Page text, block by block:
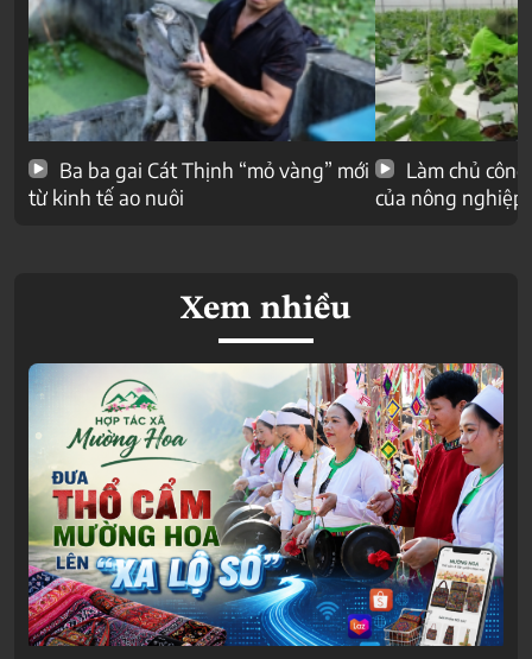
Ba ba gai Cát Thịnh “mỏ vàng” mới
từ kinh tế ao nuôi
Làm chủ
của nông nghiệp
Xem nhiều